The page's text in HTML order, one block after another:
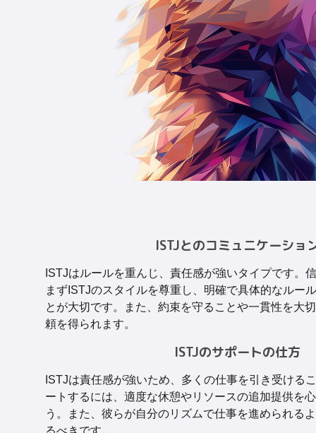
ISTJとのコミュニケーショ
ISTJはルールを重んじ、責任感が強いタイプです。
まずISTJのスタイルを尊重し、明確で具体的なルー
とが大切です。また、約束を守ることや一貫性を大
頼を得られます。
ISTJのサポートの仕方
ISTJは責任感が強いため、多くの仕事を引き受ける
ートするには、適度な休憩やリソースの追加提供を
う。また、彼らが自分のリズムで仕事を進められる
るべきです。